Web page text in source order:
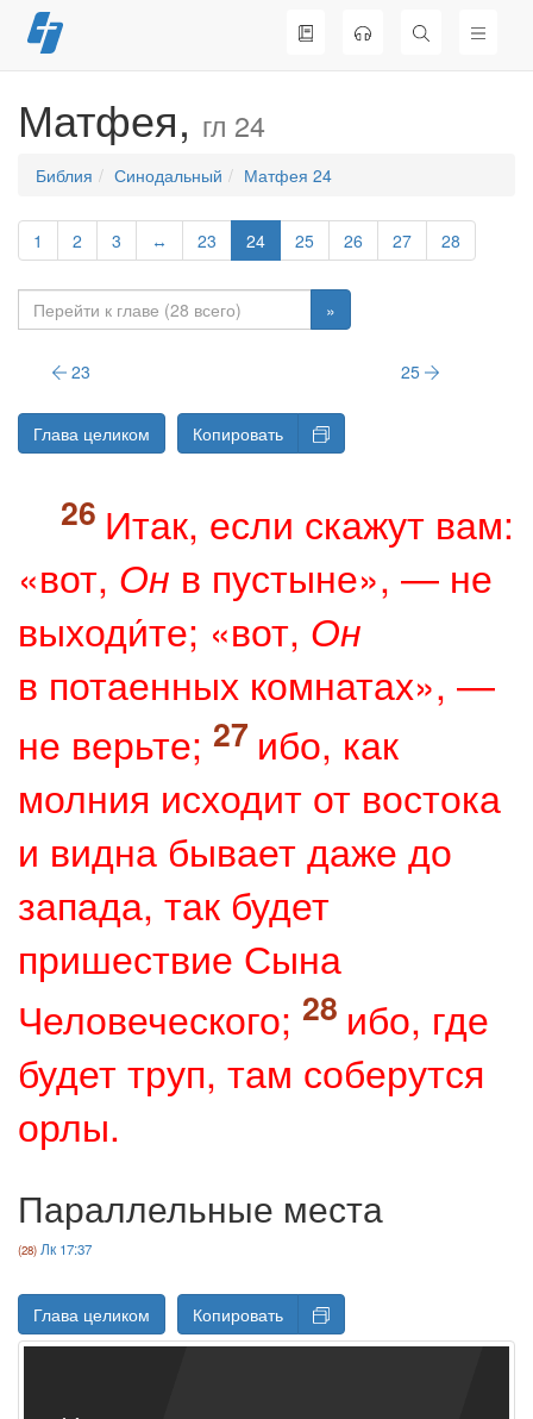
Перейти
к
Матфея, гл 24
Библия Синодальный Матфея 24
1 2 3 ↔ 23 24 25 26 27 28
»
23 25
Глава целиком Копировать
Итак, если скажут вам:
«вот, Он в пустыне», — не
выходи́те; «вот, Он
в потаенных комнатах», —
не верьте;
ибо, как
молния исходит от востока
и видна бывает даже до
запада, так будет
пришествие Сына
Человеческого;
ибо, где
будет труп, там соберутся
орлы.
Параллельные места
Лк 17:37
Глава целиком Копировать